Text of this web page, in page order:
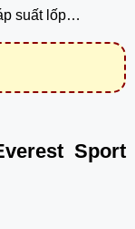
suất lốp…
Sport